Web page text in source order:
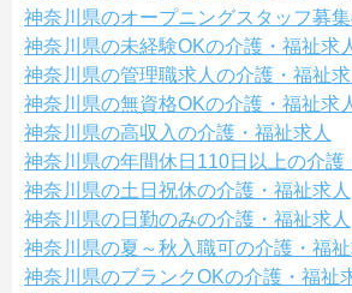
神奈川県のオープニングスタッフ募
神奈川県の未経験OKの介護・福祉求
神奈川県の管理職求人の介護・福祉求
神奈川県の無資格OKの介護・福祉求
神奈川県の高収入の介護・福祉求人
神奈川県の年間休日110日以上の介護
神奈川県の土日祝休の介護・福祉求人
神奈川県の日勤のみの介護・福祉求人
神奈川県の夏～秋入職可の介護・福祉
神奈川県のブランクOKの介護・福祉